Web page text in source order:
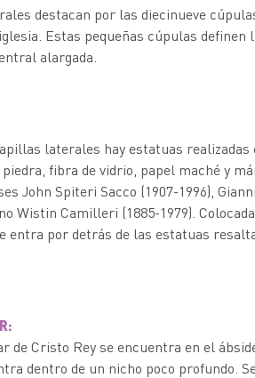
destacan por las diecinueve
Estas pequeñas cúpulas definen
alargada.
laterales hay estatuas realizadas
fibra de vidrio, papel maché y
John Spiteri Sacco (1907-1996),
Wistin Camilleri (1885-1979).
entra por detrás de las estatuas
de Cristo Rey se encuentra en el
dentro de un nicho poco profundo.